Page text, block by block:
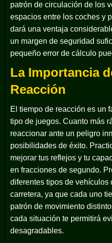
patrón de circulación de los
espacios entre los coches y
dará una ventaja
un margen de seguridad
pequeño error de cálculo
La Importancia
Reacción
El tiempo de reacción es un
tipo de juegos. Cuanto más
reaccionar ante un peligro
posibilidades de éxito.
mejorar tus reflejos y tu
en fracciones de segundo.
diferentes tipos de vehículos
carretera, ya que cada uno
patrón de movimiento
cada situación te permitirá
desagradables.